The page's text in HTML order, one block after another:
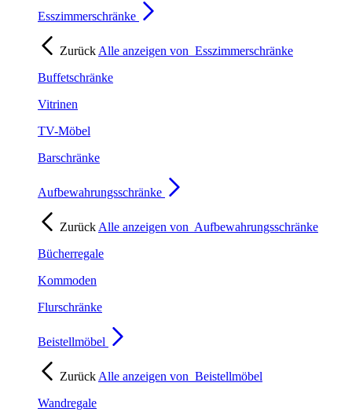
Esszimmerschränke
Zurück Alle anzeigen von Esszimmerschränke
Buffetschränke
Vitrinen
TV-Möbel
Barschränke
Aufbewahrungsschränke
Zurück Alle anzeigen von Aufbewahrungsschränke
Bücherregale
Kommoden
Flurschränke
Beistellmöbel
Zurück Alle anzeigen von Beistellmöbel
Wandregale